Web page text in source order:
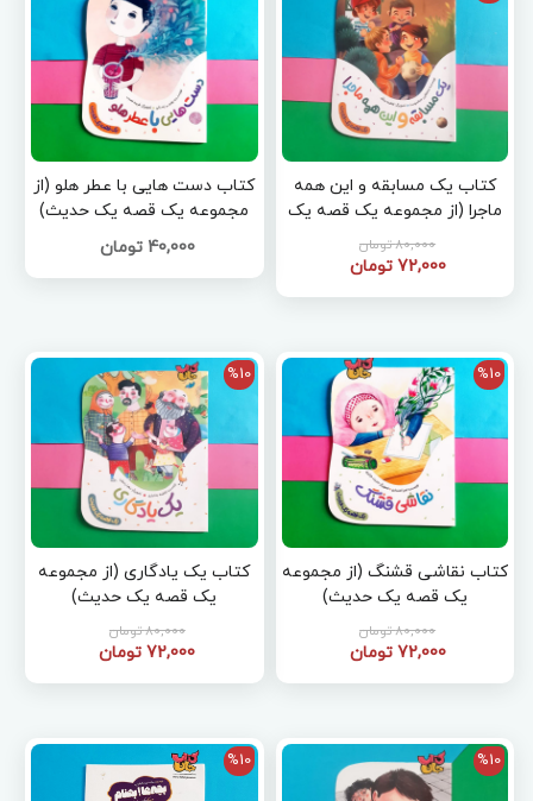
کتاب یک مسابقه و این همه
ماجرا (از مجموعه یک قصه یک
حدیث)80,000 تومان
72,000 تومان
کتاب دست هایی با عطر هلو (از
مجموعه یک قصه یک حدیث)
40,000 تومان
%10
کتاب نقاشی قشنگ (از مجموعه
یک قصه یک حدیث)
80,000 تومان
72,000 تومان
%10
کتاب یک یادگاری (از مجموعه
یک قصه یک حدیث)
80,000 تومان
72,000 تومان
%10
%10